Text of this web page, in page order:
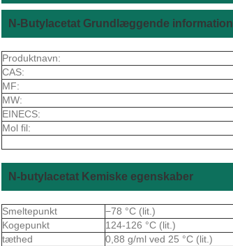
N-Butylacetat Grundlæggende information
Produktnavn:
CAS:
MF:
MW:
EINECS:
Mol fil:
N-butylacetat Kemiske egenskaber
Smeltepunkt
−78 °C (lit.)
Kogepunkt
124-126 °C (lit.)
tæthed
0,88 g/ml ved 25 °C (lit.)